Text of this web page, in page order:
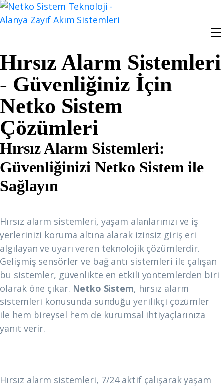
Hırsız Alarm Sistemleri
- Güvenliğiniz İçin
Netko Sistem
Çözümleri
Hırsız Alarm Sistemleri:
Güvenliğinizi Netko Sistem ile
Sağlayın
Hırsız alarm sistemleri, yaşam alanlarınızı ve iş
yerlerinizi koruma altına alarak izinsiz girişleri
algılayan ve uyarı veren teknolojik çözümlerdir.
Gelişmiş sensörler ve bağlantı sistemleri ile çalışan
bu sistemler, güvenlikte en etkili yöntemlerden biri
olarak öne çıkar. Netko Sistem, hırsız alarm
sistemleri konusunda sunduğu yenilikçi çözümler
ile hem bireysel hem de kurumsal ihtiyaçlarınıza
yanıt verir.
Hırsız alarm sistemleri, 7/24 aktif çalışarak yaşam